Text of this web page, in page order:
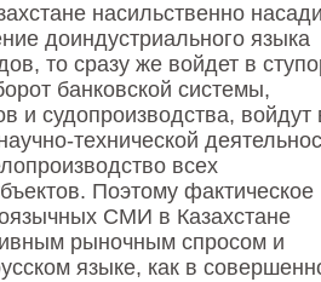
насильственно
доиндустриального языка
то сразу же войдет в
банковской системы,
и судопроизводства, войдут
технической
всех
Поэтому фактическое
СМИ в Казахстане
рыночным спросом и
языке, как в